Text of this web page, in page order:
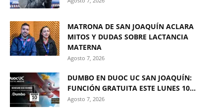
MATRONA DE SAN JOAQUÍN ACLARA
MITOS Y DUDAS SOBRE LACTANCIA
MATERNA
Agosto 7, 2026
DUMBO EN DUOC UC SAN JOAQUÍN:
FUNCIÓN GRATUITA ESTE LUNES 10...
Agosto 7, 2026